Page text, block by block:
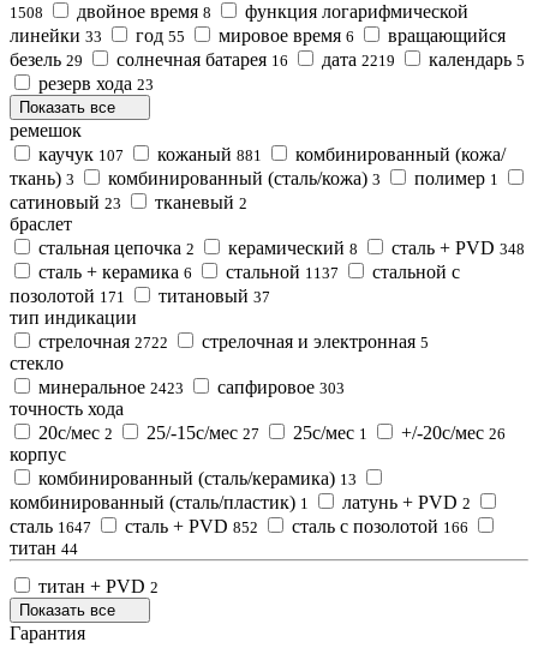
1508 двойное время 8
функция логарифмической
линейки 33 год 55 мировое время 6
вращающийся
безель 29 солнечная батарея 16 дата 2219 календарь 5
резерв хода 23
Показать все
ремешок
каучук 107 кожаный 881
комбинированный (кожа/
ткань) 3 комбинированный (сталь/кожа) 3 полимер 1
сатиновый 23 тканевый 2
браслет
cтальная цепочка 2 керамический 8 сталь + PVD 348
сталь + керамика 6 стальной 1137
стальной с
позолотой 171 титановый 37
тип индикации
стрелочная 2722 стрелочная и электронная 5
стекло
минеральное 2423 сапфировое 303
точность хода
20с/мес 2 25/-15с/мес 27 25с/мес 1 +/-20с/мес 26
корпус
комбинированный (сталь/керамика) 13
комбинированный (сталь/пластик) 1 латунь + PVD 2
сталь 1647 сталь + PVD 852 сталь с позолотой 166
титан 44
титан + PVD 2
Показать все
Гарантия